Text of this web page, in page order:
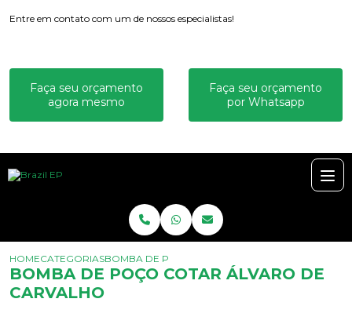
Entre em contato com um de nossos especialistas!
Faça seu orçamento
agora mesmo
Faça seu orçamento
por Whatsapp
HOMECATEGORIASBOMBA DE POÇO COTAR ÁLVARO DE CARVALHO
BOMBA DE POÇO COTAR ÁLVARO DE
CARVALHO